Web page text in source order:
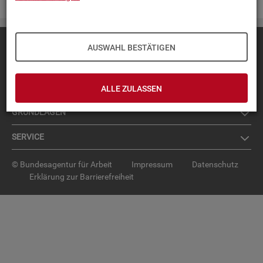
AUSWAHL BESTÄTIGEN
ALLE ZULASSEN
TOP-PRO­DUK­TE
IN­TER­AK­TI­VE STA­TIS­TI­KEN
GRUND­LA­GEN
SER­VICE
© Bundesagentur für Arbeit Impressum
Datenschutz
Erklärung zur Barrierefreiheit